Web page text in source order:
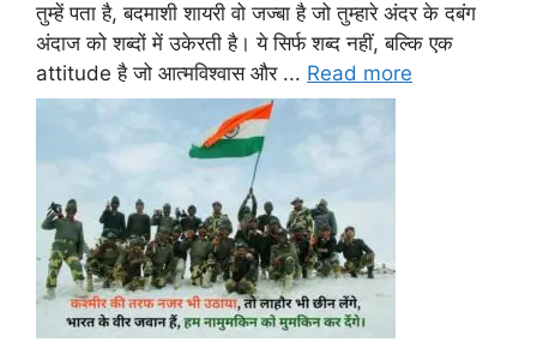
तुम्हें पता है, बदमाशी शायरी वो जज्बा है जो तुम्हारे अंदर के दबंग
अंदाज को शब्दों में उकेरती है। ये सिर्फ शब्द नहीं, बल्कि एक
attitude है जो आत्मविश्वास और ... Read more